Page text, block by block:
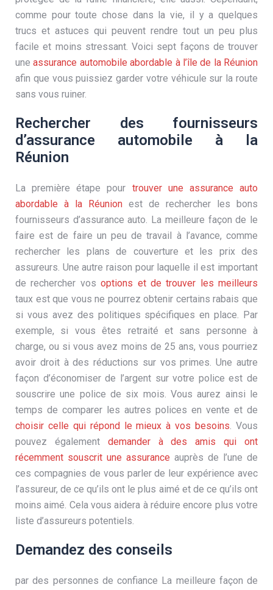
comme pour toute chose dans la vie, il y a quelques
trucs et astuces qui peuvent rendre tout un peu plus
facile et moins stressant. Voici sept façons de trouver
uneassurance automobile abordable à l’île de la Réunion
afin que vous puissiez garder votre véhicule sur la route
sans vous ruiner.
Rechercher des fournisseurs
d’assurance automobile à la
Réunion
La première étape pour trouver une assurance auto
abordable à la Réunion est de rechercher les bons
fournisseurs d’assurance auto. La meilleure façon de le
faire est de faire un peu de travail à l’avance, comme
rechercher les plans de couverture et les prix des
assureurs. Une autre raison pour laquelle il est important
de rechercher vosoptions et de trouver les meilleurs
taux est que vous ne pourrez obtenir certains rabais que
si vous avez des politiques spécifiques en place. Par
exemple, si vous êtes retraité et sans personne à
charge, ou si vous avez moins de 25 ans, vous pourriez
avoir droit à des réductions sur vos primes. Une autre
façon d’économiser de l’argent sur votre police est de
souscrire une police de six mois. Vous aurez ainsi le
temps de comparer les autres polices en vente et de
choisir celle qui répond le mieux à vos besoins. Vous
pouvez également demander à des amis qui ont
récemment souscrit une assurance auprès de l’une de
ces compagnies de vous parler de leur expérience avec
l’assureur, de ce qu’ils ont le plus aimé et de ce qu’ils ont
moins aimé. Cela vous aidera à réduire encore plus votre
liste d’assureurs potentiels.
Demandez des conseils
par des personnes de confiance La meilleure façon de